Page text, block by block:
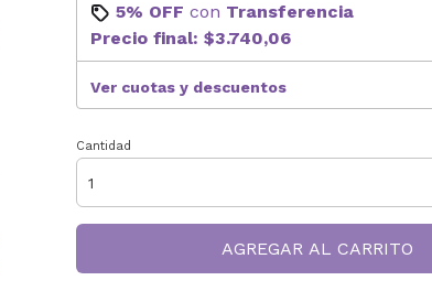
5% OFF con Transferencia
Precio final: $3.740,06
Ver cuotas y descuentos
Cantidad
AGREGAR AL CARRITO